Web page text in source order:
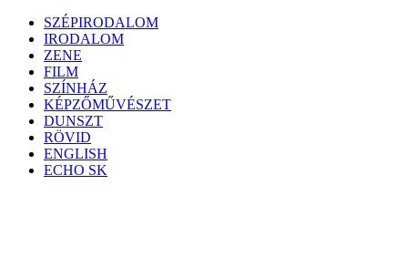
Skip
content
SZÉPIRODALOM
IRODALOM
ZENE
FILM
SZÍNHÁZ
KÉPZŐMŰVÉSZET
DUNSZT
RÖVID
ENGLISH
ECHO SK